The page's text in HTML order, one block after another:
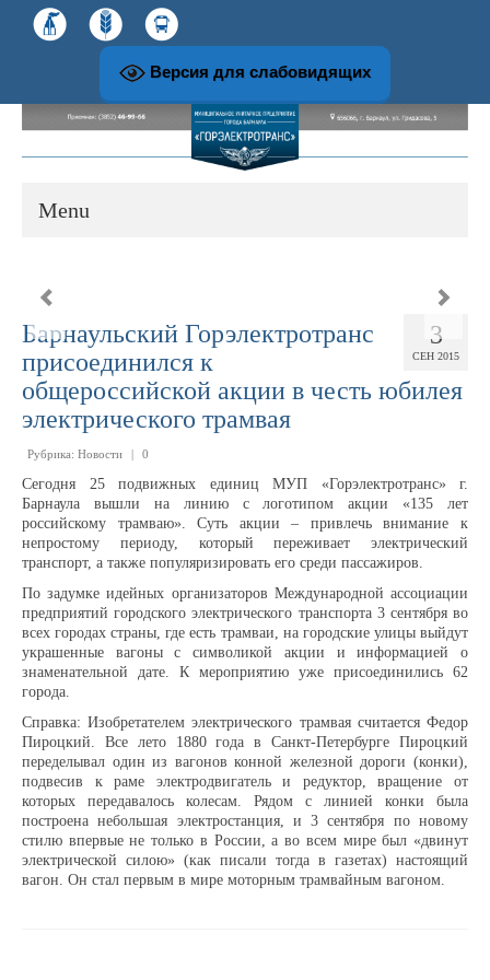
Версия для слабовидящих
Menu
История развития предприятия
Структура и руководство предприятия
Музей и экскурсионная работа
Доска почёта
Династии
Программы предприятия
Противодействие коррупции
Специальная оценка условий труда
Пассажирам
3
СЕН 2015
Барнаульский Горэлектротранс
присоединился к
общероссийской акции в честь юбилея
электрического трамвая
Рубрика: Новости | 0
Сегодня 25 подвижных единиц МУП «Горэлектротранс» г.
Барнаула вышли на линию с логотипом акции «135 лет
российскому трамваю». Суть акции – привлечь внимание к
непростому периоду, который переживает электрический
транспорт, а также популяризировать его среди пассажиров.
По задумке идейных организаторов Международной ассоциации
предприятий городского электрического транспорта 3 сентября во
всех городах страны, где есть трамваи, на городские улицы выйдут
украшенные вагоны с символикой акции и информацией о
знаменательной дате. К мероприятию уже присоединились 62
города.
Справка: Изобретателем электрического трамвая считается Федор
Пироцкий. Все лето 1880 года в Санкт-Петербурге Пироцкий
переделывал один из вагонов конной железной дороги (конки),
подвесив к раме электродвигатель и редуктор, вращение от
которых передавалось колесам. Рядом с линией конки была
построена небольшая электростанция, и 3 сентября по новому
стилю впервые не только в России, а во всем мире был «двинут
электрической силою» (как писали тогда в газетах) настоящий
вагон. Он стал первым в мире моторным трамвайным вагоном.